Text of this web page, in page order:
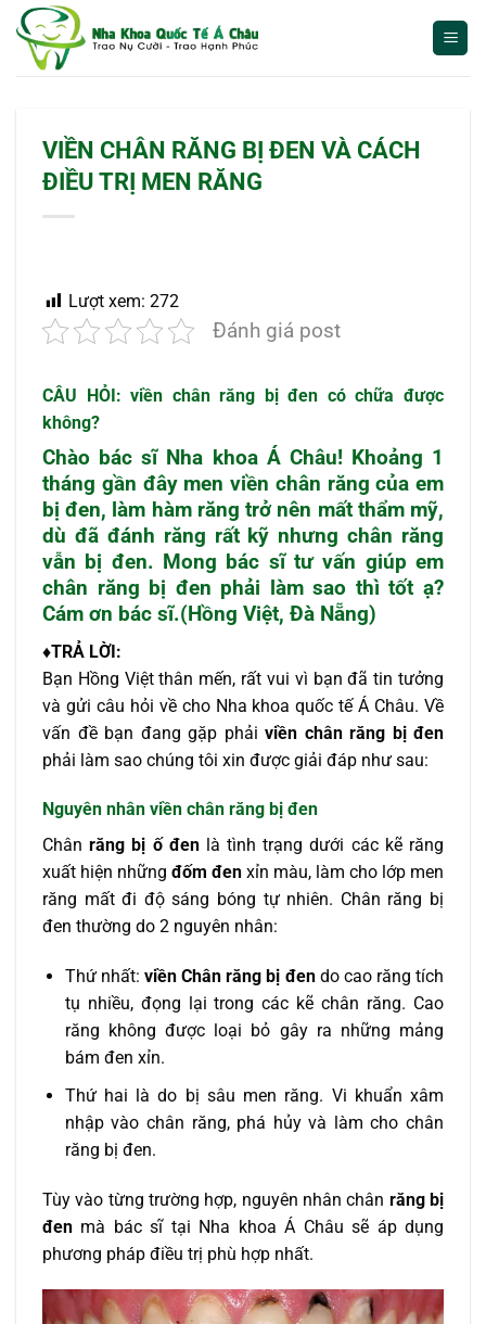
qua
VIỀN CHÂN RĂNG BỊ ĐEN VÀ CÁCH
ĐIỀU TRỊ MEN RĂNG
Lượt xem: 272
Đánh giá post
CÂU HỎI:viền chân răng bị đen có chữa được
không?
Chào bác sĩ Nha khoa Á Châu! Khoảng 1
tháng gần đây men viền chân răng của em
bị đen, làm hàm răng trở nên mất thẩm mỹ,
dù đã đánh răng rất kỹ nhưng chân răng
vẫn bị đen. Mong bác sĩ tư vấn giúp em
chân răng bị đen phải làm sao thì tốt ạ?
Cám ơn bác sĩ.(Hồng Việt, Đà Nẵng)
♦TRẢ LỜI:
Bạn Hồng Việt thân mến, rất vui vì bạn đã tin tưởng
và gửi câu hỏi về cho Nha khoa quốc tế Á Châu. Về
vấn đề bạn đang gặp phải viền chân răng bị đen
phải làm sao chúng tôi xin được giải đáp như sau:
Nguyên nhân viền chân răng bị đen
Chân răng bị ố đenlà tình trạng dưới các kẽ răng
xuất hiện những đốm đen xỉn màu, làm cho lớp men
răng mất đi độ sáng bóng tự nhiên. Chân răng bị
đen thường do 2 nguyên nhân:
Thứ nhất:viền Chân răng bị đendo cao răng tích
tụ nhiều, đọng lại trong các kẽ chân răng. Cao
răng không được loại bỏ gây ra những mảng
bám đen xỉn.
Thứ hai là do bị sâu men răng. Vi khuẩn xâm
nhập vào chân răng, phá hủy và làm cho chân
răng bị đen.
Tùy vào từng trường hợp, nguyên nhân chân răng bị
đen mà bác sĩ tại Nha khoa Á Châu sẽ áp dụng
phương pháp điều trị phù hợp nhất.